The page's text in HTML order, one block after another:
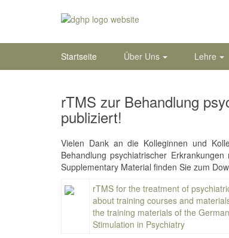
Startseite Über Uns Lehre
rTMS zur Behandlung
publiziert!
Vielen Dank an die Kolleginnen und
Behandlung psychiatrischer
Supplementary Material finden Sie zum
rTMS for the treatment of
about training courses and
the training materials of the
Stimulation in Psychiatry